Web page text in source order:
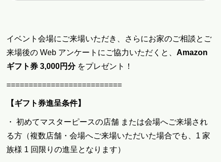
イベント会場にご来場いただき、さらにお家のご相談とご
来場後の Web アンケートにご協力いただくと、Amazon
ギフト券3,000円分 をプレゼント！
==========================
【ギフト券進呈条件】
・ 初めてマスターピースの店舗 または会場へご来場され
る方（複数店舗・会場へご来場いただいた場合でも、1 家
族様 1 回限りの進呈となります）